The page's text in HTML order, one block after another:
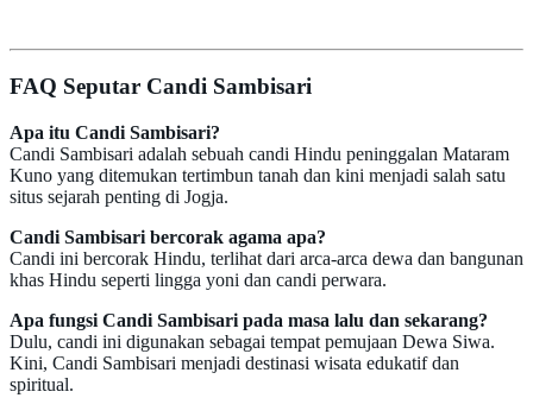
FAQ Seputar Candi Sambisari
Apa itu Candi Sambisari?
Candi Sambisari adalah sebuah candi Hindu peninggalan Mataram
Kuno yang ditemukan tertimbun tanah dan kini menjadi salah satu
situs sejarah penting di Jogja.
Candi Sambisari bercorak agama apa?
Candi ini bercorak Hindu, terlihat dari arca-arca dewa dan bangunan
khas Hindu seperti lingga yoni dan candi perwara.
Apa fungsi Candi Sambisari pada masa lalu dan sekarang?
Dulu, candi ini digunakan sebagai tempat pemujaan Dewa Siwa.
Kini, Candi Sambisari menjadi destinasi wisata edukatif dan
spiritual.